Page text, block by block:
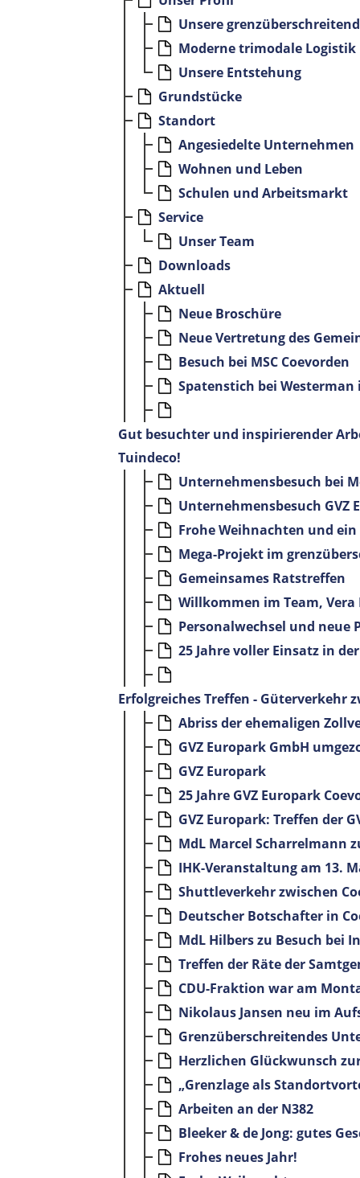
Unsere
Moderne trimodale Logistik
Unsere Entstehung
Grundstücke
Standort
Angesiedelte Unternehmen
Wohnen und Leben
Schulen und Arbeitsmarkt
Service
Unser Team
Downloads
Aktuell
Neue Broschüre
Neue Vertretung des
Besuch bei MSC Coevorden
Spatenstich bei
Gut besuchter und inspirierender
Tuindeco!
Unternehmensbesuch bei
Unternehmensbesuch GVZ
Frohe Weihnachten und
Mega-Projekt im
Gemeinsames Ratstreffen
Willkommen im Team, Vera
Personalwechsel und neue
25 Jahre voller Einsatz in
Erfolgreiches Treffen - Güterverkehr
Abriss der ehemaligen
GVZ Europark GmbH
GVZ Europark
25 Jahre GVZ Europark
GVZ Europark: Treffen der
MdL Marcel Scharrelmann
IHK-Veranstaltung am 13.
Shuttleverkehr zwischen
Deutscher Botschafter in
MdL Hilbers zu Besuch bei
Treffen der Räte der
CDU-Fraktion war am
Nikolaus Jansen neu im
Grenzüberschreitendes
Herzlichen Glückwunsch
„Grenzlage als
Arbeiten an der N382
Bleeker & de Jong: gutes
Frohes neues Jahr!